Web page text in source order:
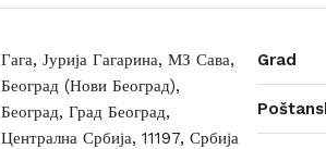
Гага, Јурија Гагарина, МЗ Сава,
Београд (Нови Београд),
Београд, Град Београд,
Централна Србија, 11197, Србија
Grad